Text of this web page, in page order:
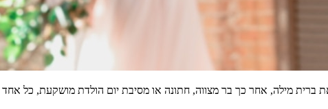
מילה, אחר כך בר מצווה, חתונה או מסיבת יום הולדת מושקעת, כל אחד